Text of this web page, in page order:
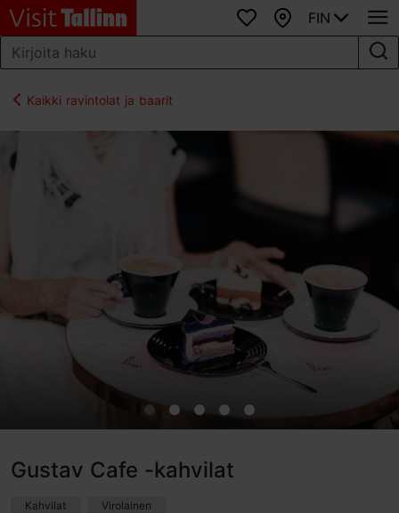
SuosikitKartta
FIN
Kaikki ravintolat ja baarit
Gustav Cafe -kahvilat
Kahvilat Virolainen